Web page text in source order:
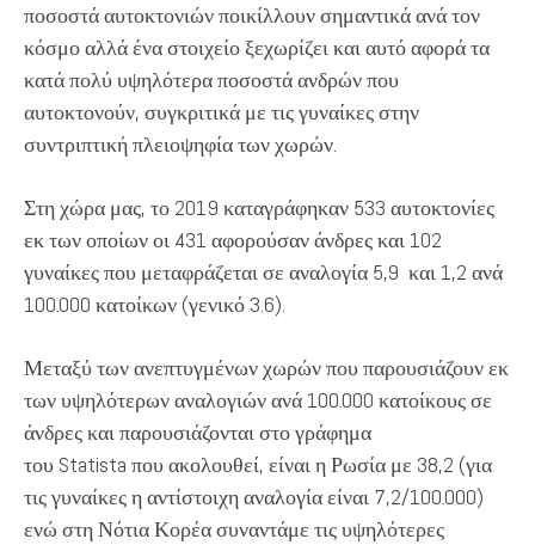
ποσοστά αυτοκτονιών ποικίλλουν σημαντικά ανά τον
κόσμο αλλά ένα στοιχείο ξεχωρίζει και αυτό αφορά τα
κατά πολύ υψηλότερα ποσοστά ανδρών που
αυτοκτονούν, συγκριτικά με τις γυναίκες στην
συντριπτική πλειοψηφία των χωρών.
Στη χώρα μας, το 2019 καταγράφηκαν 533 αυτοκτονίες
εκ των οποίων οι 431 αφορούσαν άνδρες και 102
γυναίκες που μεταφράζεται σε αναλογία 5,9 και 1,2 ανά
100.000 κατοίκων (γενικό 3.6).
Μεταξύ των ανεπτυγμένων χωρών που παρουσιάζουν εκ
των υψηλότερων αναλογιών ανά 100.000 κατοίκους σε
άνδρες και παρουσιάζονται στο γράφημα
του Statista που ακολουθεί, είναι η Ρωσία με 38,2 (για
τις γυναίκες η αντίστοιχη αναλογία είναι 7,2/100.000)
ενώ στη Νότια Κορέα συναντάμε τις υψηλότερες